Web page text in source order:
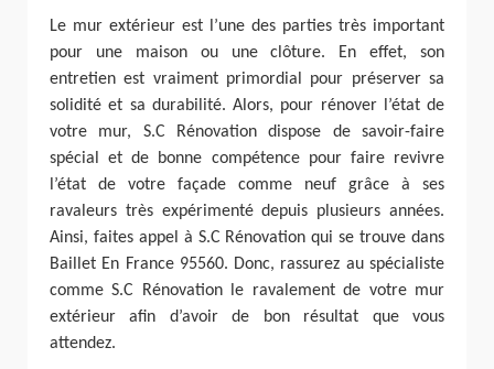
Le mur extérieur est l’une des parties très important
pour une maison ou une clôture. En effet, son
entretien est vraiment primordial pour préserver sa
solidité et sa durabilité. Alors, pour rénover l’état de
votre mur, S.C Rénovation dispose de savoir-faire
spécial et de bonne compétence pour faire revivre
l’état de votre façade comme neuf grâce à ses
ravaleurs très expérimenté depuis plusieurs années.
Ainsi, faites appel à S.C Rénovation qui se trouve dans
Baillet En France 95560. Donc, rassurez au spécialiste
comme S.C Rénovation le ravalement de votre mur
extérieur afin d’avoir de bon résultat que vous
attendez.